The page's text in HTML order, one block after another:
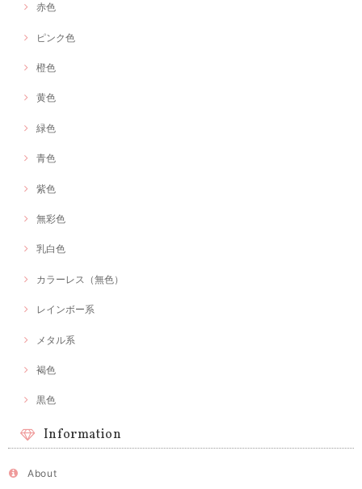
赤色
ピンク色
橙色
黄色
緑色
青色
紫色
無彩色
乳白色
カラーレス（無色）
レインボー系
メタル系
褐色
黒色
Information
About